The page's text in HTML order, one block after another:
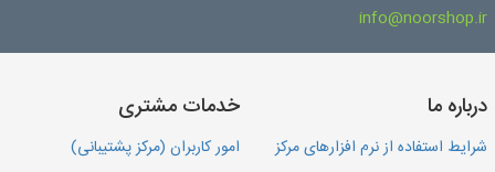
info@noorshop.ir
درباره ما
شرایط استفاده از نرم افزارهای مرکز
خدمات مشتری
امور کاربران (مرکز پشتیبانی)